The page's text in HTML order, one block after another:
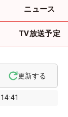
ニュース
TV放送予定
14:41
更新する